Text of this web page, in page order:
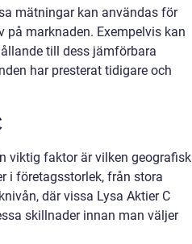
mätningar kan användas för
marknaden. Exempelvis kan
till dess jämförbara
har presterat tidigare och
viktig faktor är vilken geografisk
i företagsstorlek, från stora
där vissa Lysa Aktier C
skillnader innan man väljer